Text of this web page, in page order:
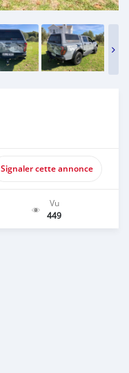
Signaler cette annonce
Vu
449